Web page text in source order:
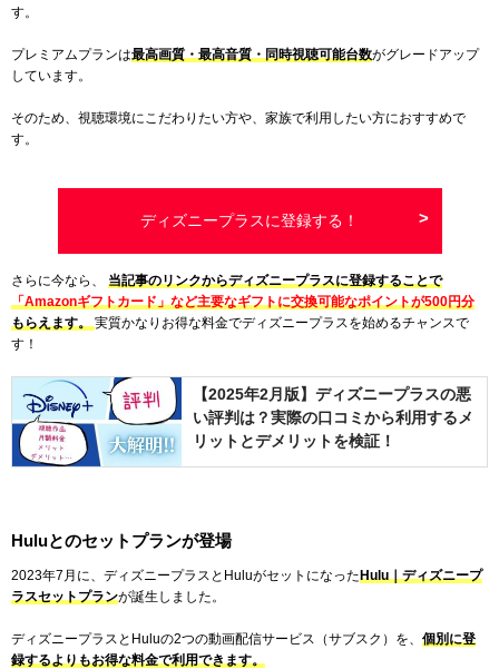
す。
プレミアムプランは最高画質・最高音質・同時視聴可能台数がグレードアップ
しています。
そのため、視聴環境にこだわりたい方や、家族で利用したい方におすすめで
す。
ディズニープラスに登録する！
さらに今なら、 当記事のリンクからディズニープラスに登録することで
「Amazonギフトカード」など主要なギフトに交換可能なポイントが500円分
もらえます。 実質かなりお得な料金でディズニープラスを始めるチャンスで
す！
【2025年2月版】ディズニープラスの悪
い評判は？実際の口コミから利用するメ
リットとデメリットを検証！
Huluとのセットプランが登場
2023年7月に、ディズニープラスとHuluがセットになったHulu｜ディズニープ
ラスセットプランが誕生しました。
ディズニープラスとHuluの2つの動画配信サービス（サブスク）を、 個別に登
録するよりもお得な料金で利用できます。